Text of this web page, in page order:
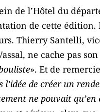
de l’Hôtel du
de cette
Thierry Santelli,
ne cache pas
». Et de
l’idée de créer un
ne pouvait